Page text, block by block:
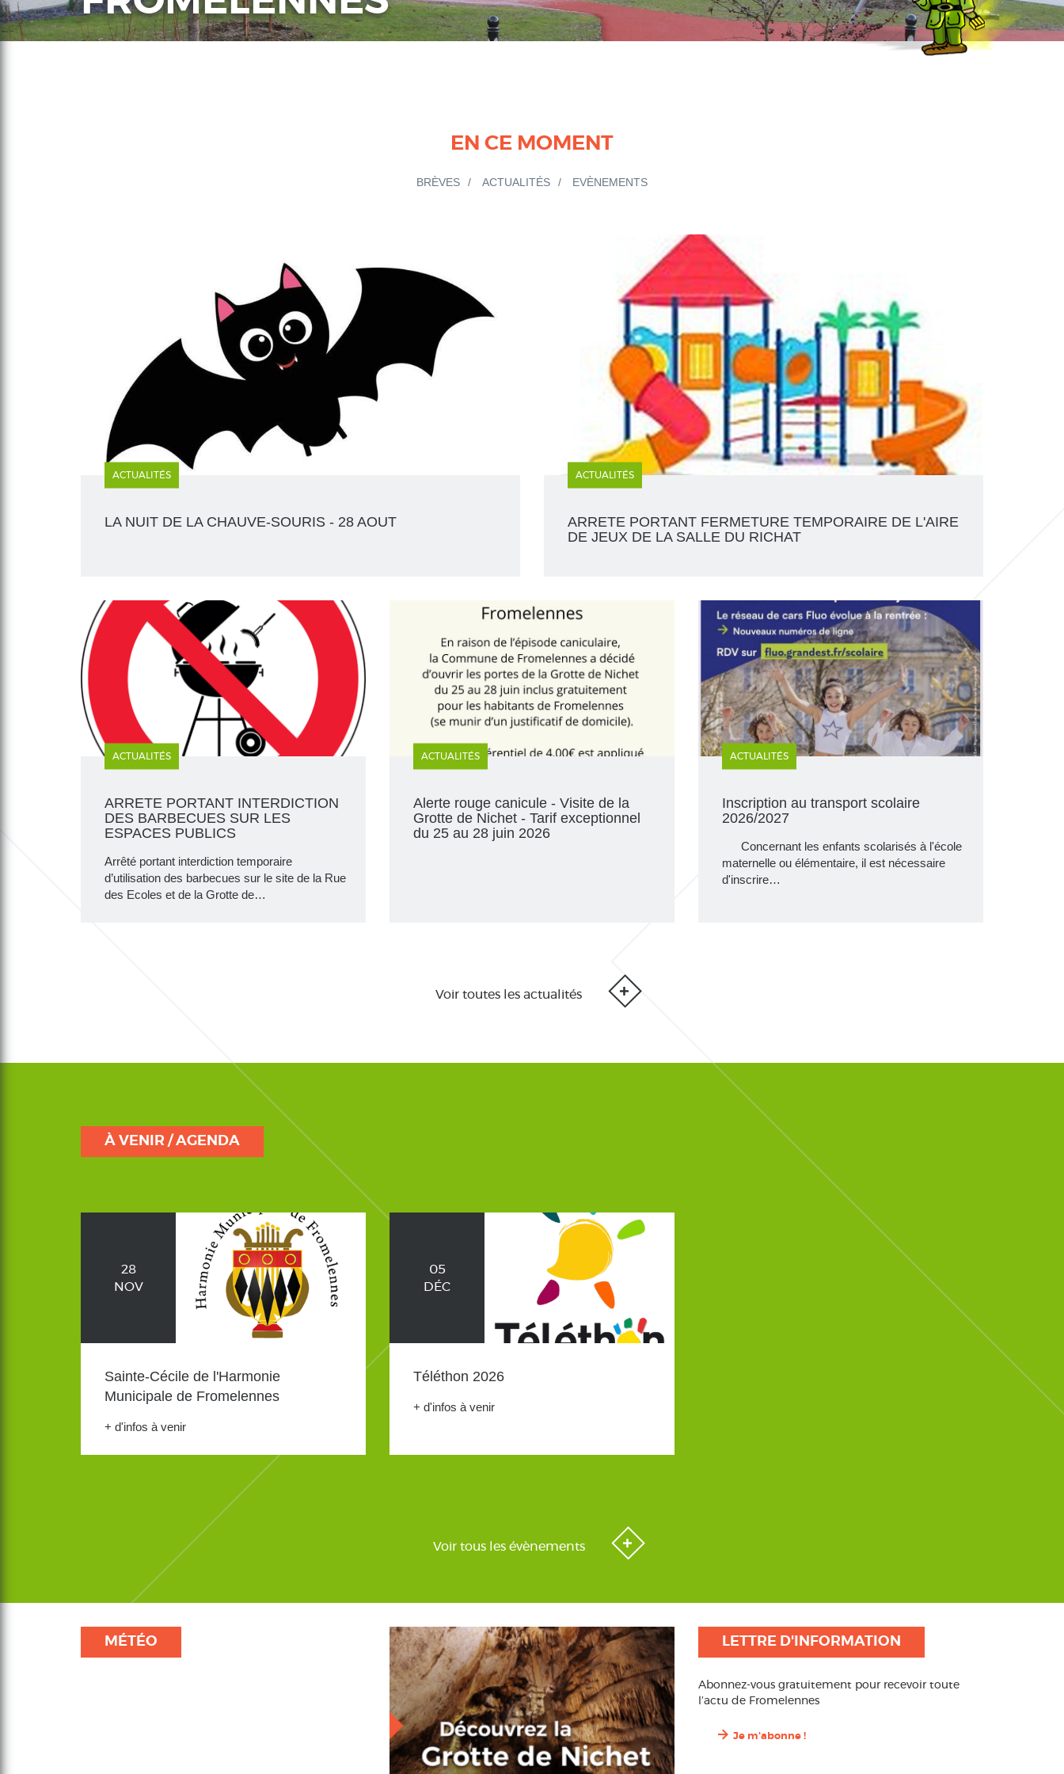
EN CE MOMENT
BRÈVES ACTUALITÉS EVÈNEMENTS
ACTUALITÉS
LA NUIT DE LA CHAUVE-SOURIS - 28 AOUT
ACTUALITÉS
ARRETE PORTANT FERMETURE TEMPORAIRE DE L'AIRE
DE JEUX DE LA SALLE DU RICHAT
ACTUALITÉS
ARRETE PORTANT INTERDICTION
DES BARBECUES SUR LES
ESPACES PUBLICS
Arrêté portant interdiction temporaire
d’utilisation des barbecues sur le site de la Rue
des Ecoles et de la Grotte de…
ACTUALITÉS
Alerte rouge canicule - Visite de la
Grotte de Nichet - Tarif exceptionnel
du 25 au 28 juin 2026
ACTUALITÉS
Inscription au transport scolaire
2026/2027
Concernant les enfants scolarisés à l'école
maternelle ou élémentaire, il est nécessaire
d'inscrire…
Voir toutes les actualités
À VENIR / AGENDA
28
NOV
Sainte-Cécile de l'Harmonie
Municipale de Fromelennes
+ d'infos à venir
05
DÉC
Téléthon 2026
+ d'infos à venir
Voir tous les évènements
MÉTÉO LETTRE D'INFORMATION
Abonnez-vous gratuitement pour recevoir toute
l’actu de Fromelennes
Je m'abonne !